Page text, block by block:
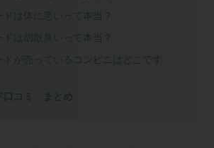
は体に悪いって本当？
は胡散臭いって本当？
が売っているコンビニはどこです
口コミ まとめ